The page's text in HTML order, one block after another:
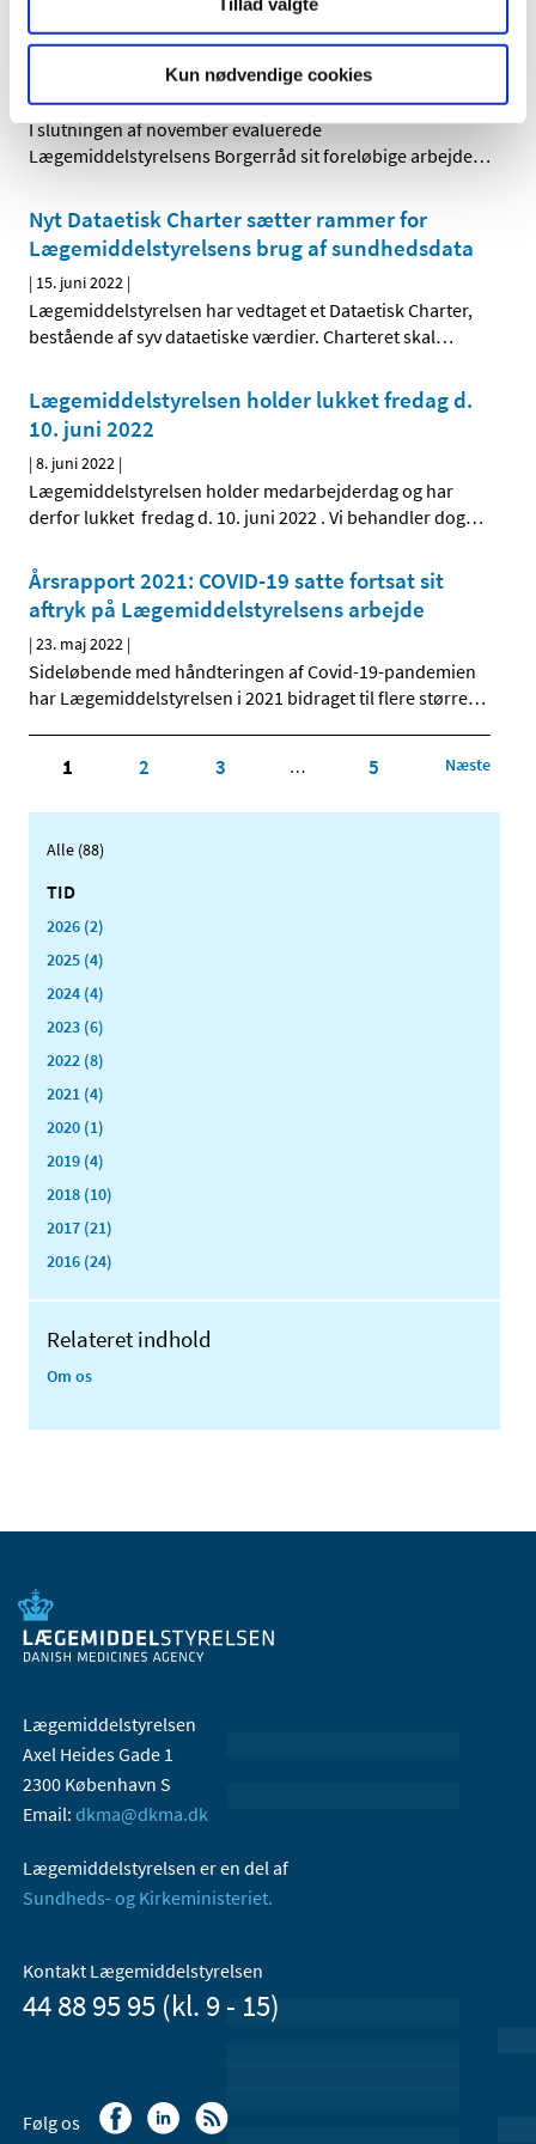
Kun nødvendige cookies
Lars Bo Nielsen: Borgerrådet giver os værdifuld
|5. december 2022|
I slutningen af november evaluerede
Lægemiddelstyrelsens Borgerråd sit foreløbige arbejde…
Nyt Dataetisk Charter sætter rammer for
Lægemiddelstyrelsens brug af sundhedsdata
| 15. juni 2022 |
Lægemiddelstyrelsen har vedtaget et Dataetisk Charter,
bestående af syv dataetiske værdier. Charteret skal…
Lægemiddelstyrelsen holder lukket fredag d.
10. juni 2022
|8. juni 2022 |
Lægemiddelstyrelsen holder medarbejderdag og har
derfor lukket fredag d. 10. juni 2022 . Vi behandler dog…
Årsrapport 2021: COVID-19 satte fortsat sit
aftryk på Lægemiddelstyrelsens arbejde
|23. maj 2022 |
Sideløbende med håndteringen af Covid-19-pandemien
har Lægemiddelstyrelsen i 2021 bidraget til flere større…
1 2 3 … 5 Næste
Alle (88)
TID
2026 (2)
2025 (4)
2024 (4)
2023 (6)
2022 (8)
2021 (4)
2020 (1)
2019 (4)
2018 (10)
2017 (21)
2016 (24)
Relateret indhold
Om os
Lægemiddelstyrelsen
Axel Heides Gade 1
2300 København S
Email: dkma@dkma.dk
Lægemiddelstyrelsen er en del af
Sundheds- og Kirkeministeriet.
Kontakt Lægemiddelstyrelsen
44 88 95 95 (kl. 9 - 15)
Følg os